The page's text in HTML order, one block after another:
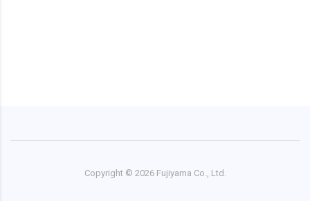
Copyright © 2026 Fujiyama Co., Ltd.